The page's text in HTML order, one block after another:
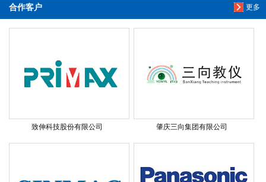
更多
合作客户
致伸科技股份有限公司 肇庆三向集团有限公司